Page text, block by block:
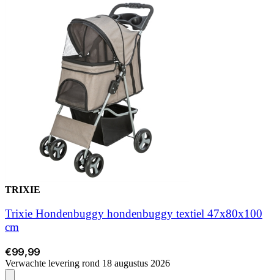
TRIXIE
Trixie Hondenbuggy hondenbuggy textiel 47x80x100
cm
€99,99
Verwachte levering rond 18 augustus 2026